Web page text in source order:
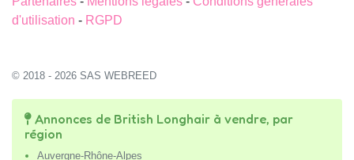
d'utilisation - RGPD
© 2018 - 2026 SAS WEBREED
Annonces de British Longhair à vendre, par
région
Auvergne-Rhône-Alpes